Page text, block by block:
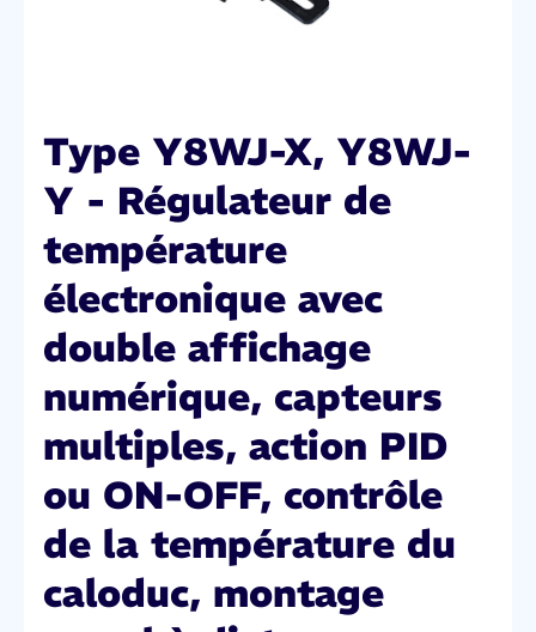
Type Y8WJ-X, Y8WJ-
Y - Régulateur de
température
électronique avec
double affichage
numérique, capteurs
multiples, action PID
ou ON-OFF, contrôle
de la température du
caloduc, montage